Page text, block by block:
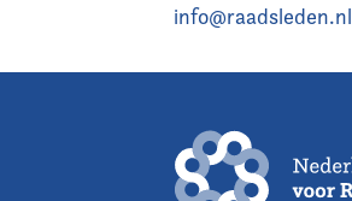
info@raadsleden.nl